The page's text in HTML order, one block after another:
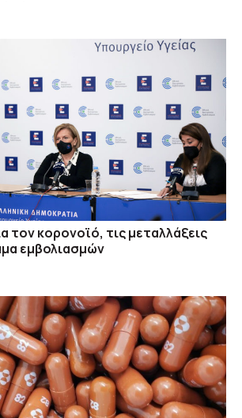
τον κορονοϊό, τις μεταλλάξεις
εμβολιασμών